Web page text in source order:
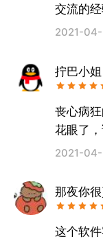
交流的
2021-
拧巴小姐
丧心病
花眼了
2021-
那夜你
这个软